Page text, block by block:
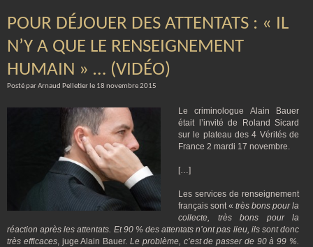
POUR DÉJOUER DES ATTENTATS : « IL
N’Y A QUE LE RENSEIGNEMENT
HUMAIN » … (VIDÉO)
Posté par Arnaud Pelletier le 18 novembre 2015
Le criminologue Alain Bauer
était l’invité de Roland Sicard
sur le plateau des 4 Vérités de
France 2 mardi 17 novembre.
[…]
Les services de renseignement
français sont « très bons pour la
collecte, très bons pour la
réaction après les attentats. Et 90 % des attentats n’ont pas lieu, ils sont donc
très efficaces, juge Alain Bauer. Le problème, c’est de passer de 90 à 99 %.